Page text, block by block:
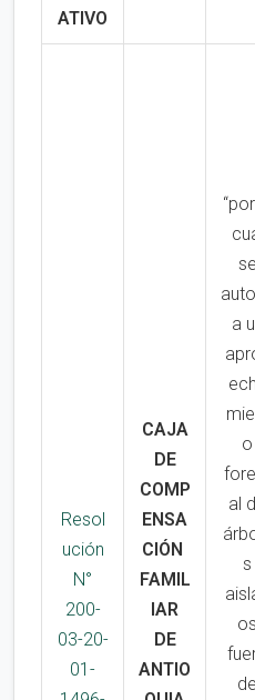
ATIVO
Resol
ución
N°
200-
03-20-
01-
CAJA
DE
COMP
ENSA
CIÓN
FAMIL
IAR
DE
ANTIO
se
a
o
al
s
os
de